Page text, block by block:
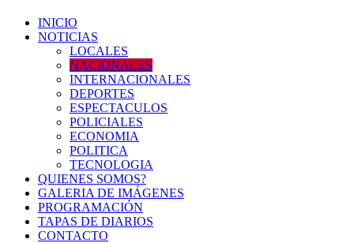
INICIO
NOTICIAS
LOCALES
NACIONALES
INTERNACIONALES
DEPORTES
ESPECTACULOS
POLICIALES
ECONOMIA
POLITICA
TECNOLOGIA
QUIENES SOMOS?
GALERIA DE IMÁGENES
PROGRAMACIÓN
TAPAS DE DIARIOS
CONTACTO